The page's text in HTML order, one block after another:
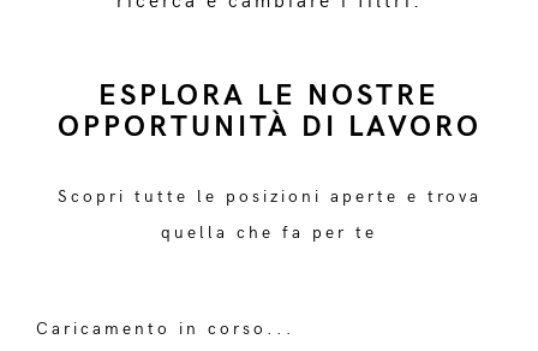
ESPLORA LE NOSTRE
OPPORTUNITÀ DI LAVORO
Scopri tutte le posizioni aperte e trova
quella che fa per te
Caricamento in corso...